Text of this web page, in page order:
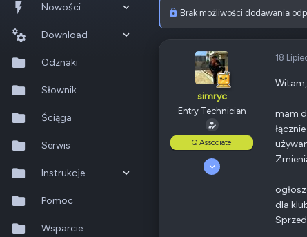
Ostatnia aktywność
Nowe posty
Popularne
Szukaj na forum
Nowości
Nowe posty
Wszystkie posty
Nowe zasoby
Ostatnia aktywność
Download
Szukaj zasobów
Odznaki
Słownik
Ściąga
Serwis
Instrukcje
QTS 5.2.x
QuTS hero h6.0.x
Pomoc
Wsparcie
t
m
Brak możliwości dodawania
simryc
Entry Technician
Q Associate
10 Październik 2015
18
Witam,
mam
dla